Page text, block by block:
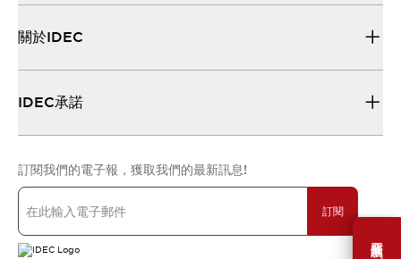
需要幫助嗎？
關於IDEC
IDEC承諾
訂閱我們的電子報，獲取我們的最新訊息!
訂閱